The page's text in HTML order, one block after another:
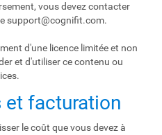
vous devez contacter
support@cognifit.com.
d'une licence limitée et non
et d'utiliser ce contenu ou
et facturation
le coût que vous devez à